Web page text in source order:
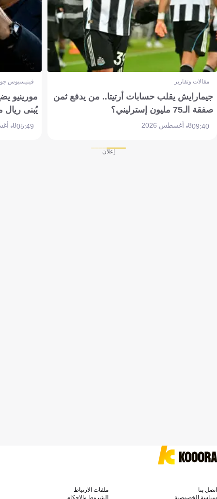
مقالات وتقارير
جيمارايش يقلب حسابات أرتيتا.. من يدفع ثمن
صفقة الـ75 مليون إسترليني؟
09:408 أغسطس 2026
فينيسيوس
مورينيو
يُبنى ريال
05:498 أغسطس 2026
إعلان
اتصل بنا
ملفات الارتباط
سياسة الخصوصية
الشروط والاحكام